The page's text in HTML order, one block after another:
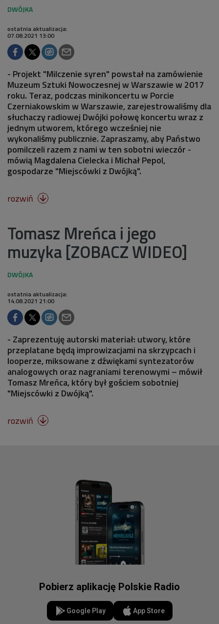
ostatnia aktualizacja:
07.08.2021 13:00
- Projekt "Milczenie syren" powstał na zamówienie
Muzeum Sztuki Nowoczesnej w Warszawie w 2017
roku. Teraz, podczas minikoncertu w Porcie
Czerniakowskim w Warszawie, zarejestrowaliśmy dla
słuchaczy radiowej Dwójki połowę koncertu wraz z
jednym utworem, którego wcześniej nie
wykonaliśmy publicznie. Zapraszamy, aby Państwo
pomilczeli razem z nami w ten sobotni wieczór -
mówią Magdalena Cielecka i Michał Pepol,
gospodarze "Miejscówki z Dwójką".
rozwiń 
Tomasz Mreńca i jego
muzyka [ZOBACZ WIDEO]
ostatnia aktualizacja:
14.08.2021 21:00
- Zaprezentuję autorski materiał: utwory, które
przeplatane będą improwizacjami na skrzypcach i
looperze, miksowane z dźwiękami syntezatorów
analogowych oraz nagraniami terenowymi – mówił
Tomasz Mreńca, który był gościem sobotniej
"Miejscówki z Dwójką".
rozwiń 
Pobierz aplikację Polskie Radio
Google Play App Store